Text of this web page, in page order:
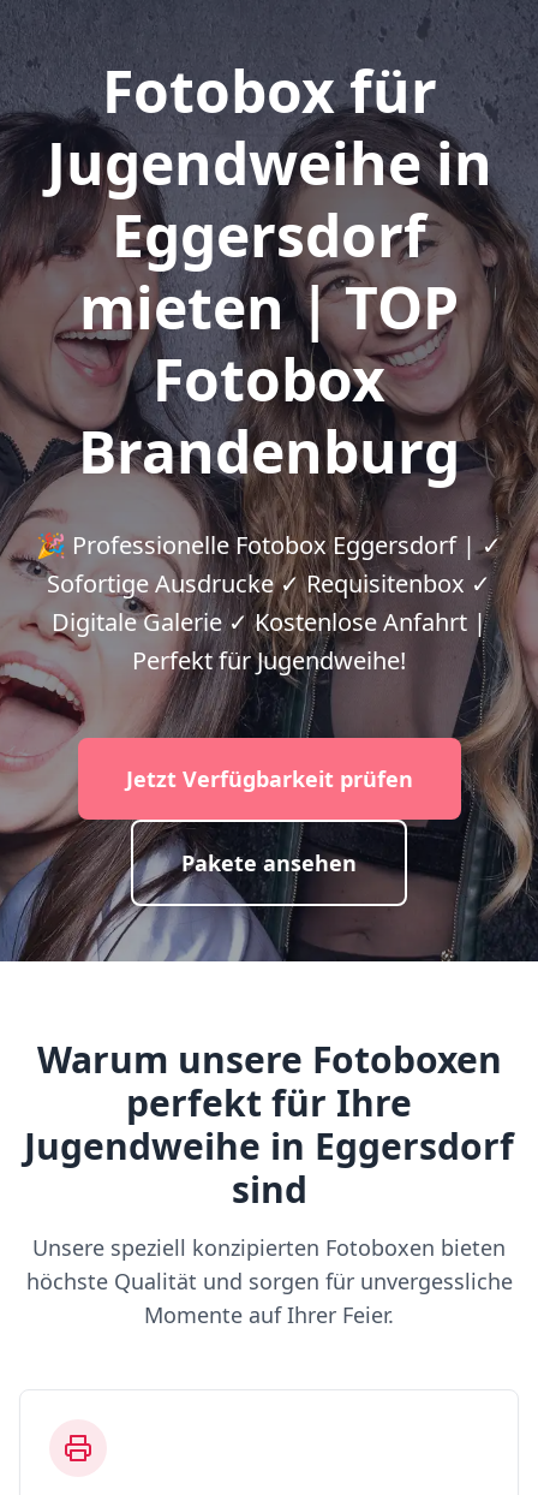
Fotobox für
Jugendweihe in
Eggersdorf
mieten | TOP
Fotobox
Brandenburg
🎉 Professionelle Fotobox Eggersdorf | ✓
Sofortige Ausdrucke ✓ Requisitenbox ✓
Digitale Galerie ✓ Kostenlose Anfahrt |
Perfekt für Jugendweihe!
Jetzt Verfügbarkeit prüfen
Pakete ansehen
Warum unsere Fotoboxen
perfekt für Ihre
Jugendweihe in Eggersdorf
sind
Unsere speziell konzipierten Fotoboxen bieten
höchste Qualität und sorgen für unvergessliche
Momente auf Ihrer Feier.